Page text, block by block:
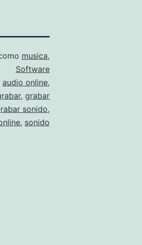
musica,
Software
audio online,
, grabar
sonido,
, sonido